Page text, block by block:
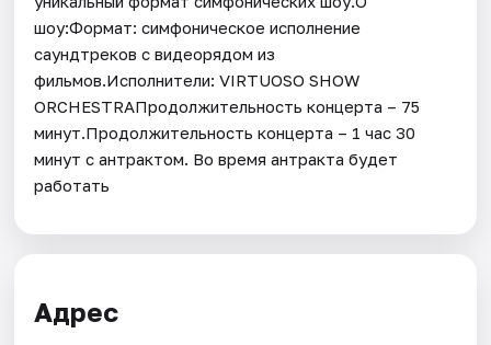
шоу:Формат: симфоническое исполнение
саундтреков с видеорядом из
фильмов.Исполнители: VIRTUOSO SHOW
ORCHESTRAПродолжительность концерта – 75
минут.Продолжительность концерта – 1 час 30
минут с антрактом. Во время антракта будет
работать
Адрес